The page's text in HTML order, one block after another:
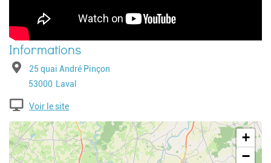
Adresse25 quai André Pinçon
Code postal
53000 Ville
Laval
Voir le site
Geolocalisation
+
−